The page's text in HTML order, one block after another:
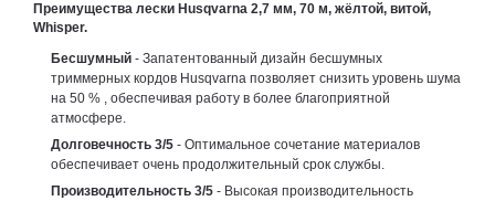
Преимущества лески Husqvarna 2,7 мм, 70 м, жёлтой, витой,
Whisper.
Бесшумный - Запатентованный дизайн бесшумных
триммерных кордов Husqvarna позволяет снизить уровень шума
на 50 % , обеспечивая работу в более благоприятной
атмосфере.
Долговечность 3/5 - Оптимальное сочетание материалов
обеспечивает очень продолжительный срок службы.
Производительность 3/5 - Высокая производительность